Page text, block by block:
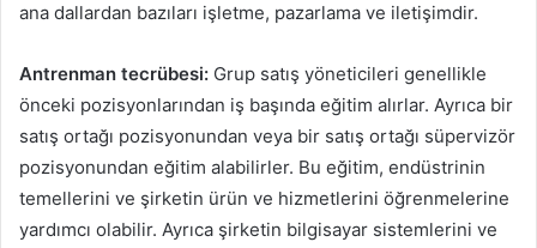
ana dallardan bazıları işletme, pazarlama ve iletişimdir.
Antrenman tecrübesi: Grup satış yöneticileri genellikle
önceki pozisyonlarından iş başında eğitim alırlar. Ayrıca bir
satış ortağı pozisyonundan veya bir satış ortağı süpervizör
pozisyonundan eğitim alabilirler. Bu eğitim, endüstrinin
temellerini ve şirketin ürün ve hizmetlerini öğrenmelerine
yardımcı olabilir. Ayrıca şirketin bilgisayar sistemlerini ve